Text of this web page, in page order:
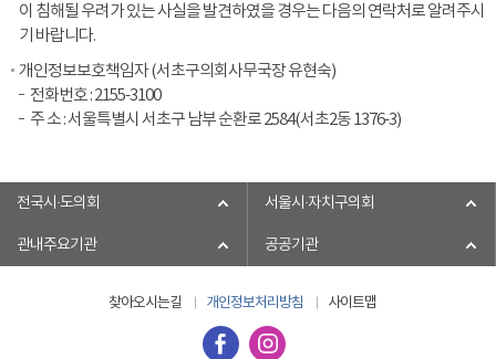
이 침해될 우려가 있는 사실을 발견하였을 경우는 다음의 연락처로 알려주시
기 바랍니다.
개인정보보호책임자 (서초구의회사무국장 유현숙)
전화번호 : 2155-3100
주 소 : 서울특별시 서초구 남부 순환로 2584(서초2동 1376-3)
전국시·도의회 서울시·자치구의회
관내주요기관 공공기관
찾아오시는길 개인정보처리방침 사이트맵